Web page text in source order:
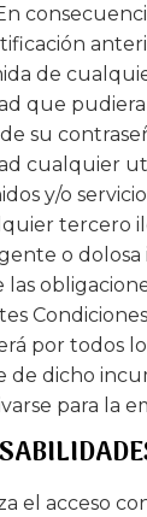
de
que pudiera
su
cualquier
y/o
tercero
o
por todos
de dicho
para la
el acceso